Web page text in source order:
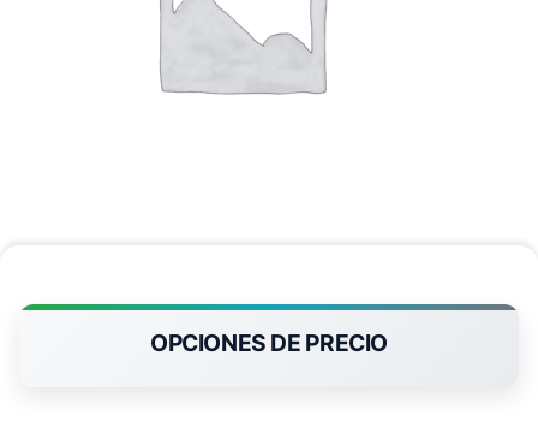
OPCIONES DE PRECIO